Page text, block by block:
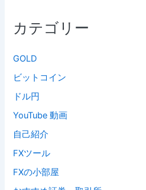
カテゴリー
GOLD
ビットコイン
ドル円
YouTube 動画
自己紹介
FXツール
FXの小部屋